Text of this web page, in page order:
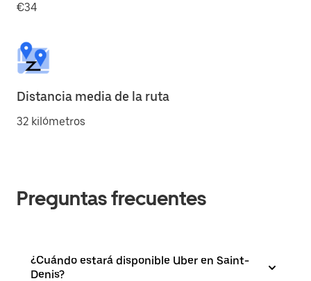
€34
Distancia media de la ruta
32 kilómetros
Preguntas frecuentes
¿Cuándo estará disponible Uber en Saint-
Denis?